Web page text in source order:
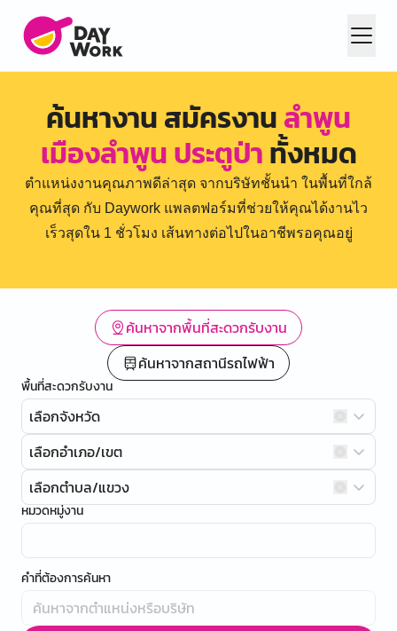
ค้นหางาน สมัครงานลำพูน
เมืองลำพูน ประตูป่าทั้งหมด
ตำแหน่งงานคุณภาพดีล่าสุด จากบริษัทชั้นนำ ในพื้นที่ใกล้
คุณที่สุด กับ Daywork แพลตฟอร์มที่ช่วยให้คุณได้งานไว
เร็วสุดใน 1 ชั่วโมง เส้นทางต่อไปในอาชีพรอคุณอยู่
ค้นหาจากพื้นที่สะดวกรับงาน
ค้นหาจากสถานีรถไฟฟ้า
พื้นที่สะดวกรับงาน
เลือกจังหวัด
เลือกอำเภอ/เขต
เลือกตำบล/แขวง
หมวดหมู่งาน
คำที่ต้องการค้นหา